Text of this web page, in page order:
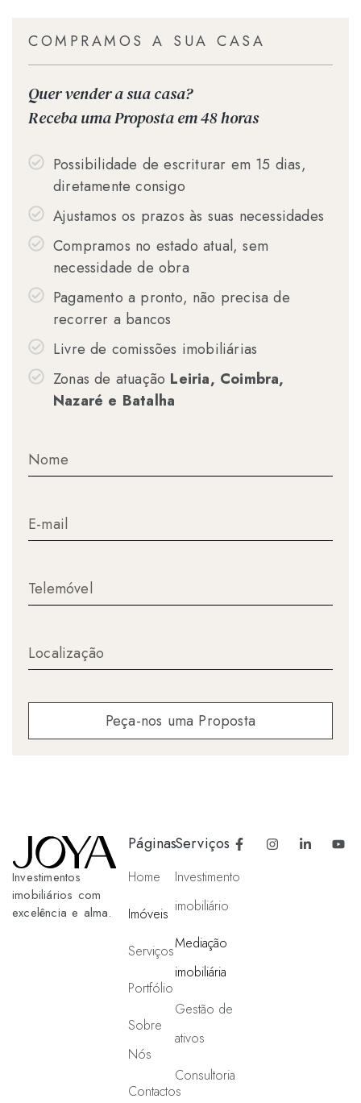
COMPRAMOS A SUA CASA
Quer vender a sua casa?
Receba uma Proposta em 48 horas
Possibilidade de escriturar em 15 dias,
diretamente consigo
Ajustamos os prazos às suas necessidades
Compramos no estado atual, sem
necessidade de obra
Pagamento a pronto, não precisa de
recorrer a bancos
Livre de comissões imobiliárias
Zonas de atuação Leiria, Coimbra,
Nazaré e Batalha
Peça-nos uma Proposta
Investimentos
imobiliários com
excelência e alma.
Páginas
Home
Imóveis
Serviços
Portfólio
Sobre
Nós
Contactos
Serviços
Investimento
imobiliário
Mediação
imobiliária
Gestão de
ativos
Consultoria